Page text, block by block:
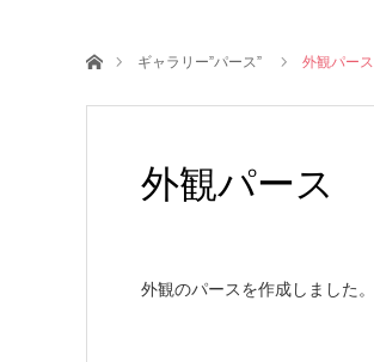
ホームギャラリー”パース” 外観パース
外観パース
外観のパースを作成しました。